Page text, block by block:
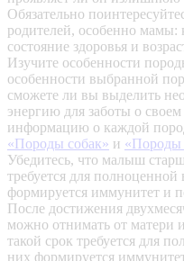
Обязательно
родителей, особенно мамы:
состояние здоровья и
Изучите особенности
особенности выбранной
сможете ли вы выделить
энергию для заботы о
информацию о каждой
«Породы собак» и «Породы
Убедитесь, что малыш
требуется для
формируется иммунитет и
После достижения
можно отнимать от матери
такой срок требуется для
них формируется